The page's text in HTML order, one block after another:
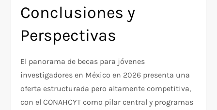
Conclusiones y
Perspectivas
El panorama de becas para jóvenes
investigadores en México en 2026 presenta una
oferta estructurada pero altamente competitiva,
con el CONAHCYT como pilar central y programas